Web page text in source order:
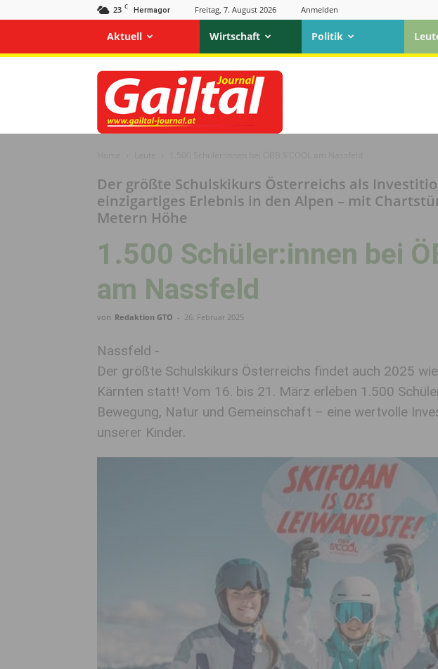
23 C Hermagor Freitag, 7. August 2026 Anmelden
Aktuell Wirtschaft Politik
Gailtal
Journal
Der größte Schulskikurs Österreichs als
einzigartiges Erlebnis in den Alpen – mit
Metern Höhe
1.500 Schüler:innen bei
am Nassfeld
von Redaktion GTO - 26. Februar 2025
Nassfeld -
Der größte Schulskikurs Österreichs findet auch 2025
Kärnten statt! Vom 16. bis 21. März erleben 1.500
Bewegung, Natur und Gemeinschaft – eine wertvolle
unserer Kinder.